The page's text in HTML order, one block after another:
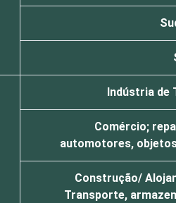
Indústria
Comércio;
automotores,
Construção/
Transporte,